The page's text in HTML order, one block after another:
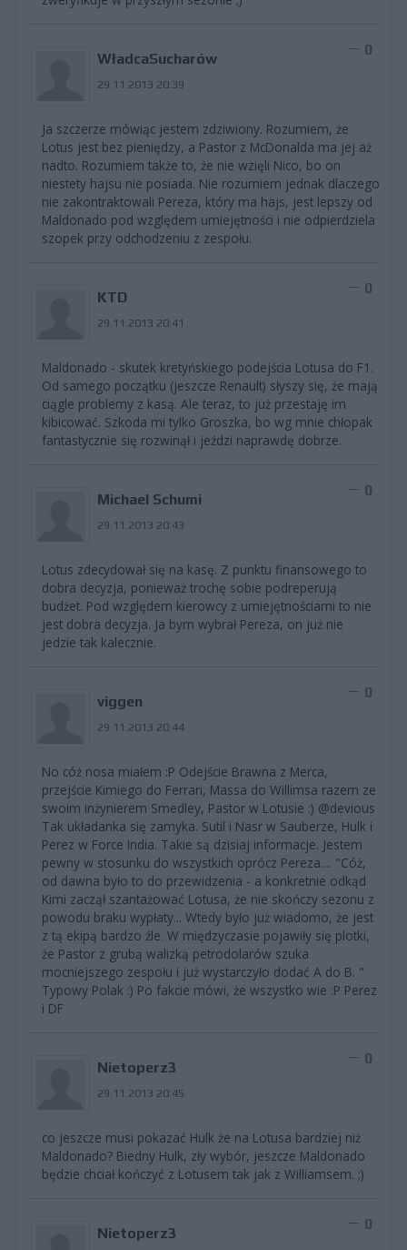
WładcaSucharów
29.11.2013 20:39
0
Ja szczerze mówiąc jestem zdziwiony. Rozumiem, że
Lotus jest bez pieniędzy, a Pastor z McDonalda ma jej aż
nadto. Rozumiem także to, że nie wzięli Nico, bo on
niestety hajsu nie posiada. Nie rozumiem jednak dlaczego
nie zakontraktowali Pereza, który ma hajs, jest lepszy od
Maldonado pod względem umiejętności i nie odpierdziela
szopek przy odchodzeniu z zespołu.
KTD
29.11.2013 20:41
0
Maldonado - skutek kretyńskiego podejścia Lotusa do F1.
Od samego początku (jeszcze Renault) słyszy się, że mają
ciągle problemy z kasą. Ale teraz, to już przestaję im
kibicować. Szkoda mi tylko Groszka, bo wg mnie chłopak
fantastycznie się rozwinął i jeździ naprawdę dobrze.
Michael Schumi
29.11.2013 20:43
0
Lotus zdecydował się na kasę. Z punktu finansowego to
dobra decyzja, ponieważ trochę sobie podreperują
budżet. Pod względem kierowcy z umiejętnościami to nie
jest dobra decyzja. Ja bym wybrał Pereza, on już nie
jedzie tak kalecznie.
viggen
29.11.2013 20:44
0
No cóż nosa miałem :P Odejście Brawna z Merca,
przejście Kimiego do Ferrari, Massa do Willimsa razem ze
swoim inżynierem Smedley, Pastor w Lotusie :) @devious
Tak układanka się zamyka. Sutil i Nasr w Sauberze, Hulk i
Perez w Force India. Takie są dzisiaj informacje. Jestem
pewny w stosunku do wszystkich oprócz Pereza.... "Cóż,
od dawna było to do przewidzenia - a konkretnie odkąd
Kimi zaczął szantażować Lotusa, że nie skończy sezonu z
powodu braku wypłaty... Wtedy było już wiadomo, że jest
z tą ekipą bardzo źle. W międzyczasie pojawiły się plotki,
że Pastor z grubą walizką petrodolarów szuka
mocniejszego zespołu i już wystarczyło dodać A do B. "
Typowy Polak :) Po fakcie mówi, że wszystko wie :P Perez
i DF
Nietoperz3
29.11.2013 20:45
0
co jeszcze musi pokazać Hulk że na Lotusa bardziej niż
Maldonado? Biedny Hulk, zły wybór, jeszcze Maldonado
będzie chciał kończyć z Lotusem tak jak z Williamsem. ;)
Nietoperz3
0